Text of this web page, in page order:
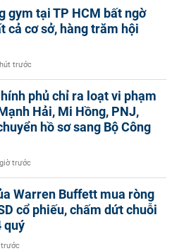
gym tại TP HCM bất ngờ
cả cơ sở, hàng trăm hội
trước
phủ chỉ ra loạt vi phạm
Hải, Mi Hồng, PNJ,
hồ sơ sang Bộ Công
trước
Warren Buffett mua ròng
cổ phiếu, chấm dứt chuỗi
quý
trước